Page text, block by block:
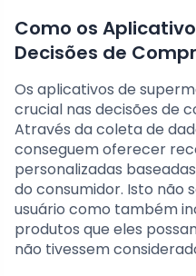
Como os
Decisões de
Os aplicativos de
crucial nas decisões de
Através da coleta de
conseguem oferecer
personalizadas
do consumidor. Isto não
usuário como também
produtos que eles
não tivessem